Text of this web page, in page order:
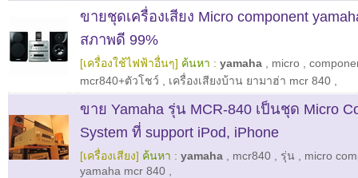
ขายชุดเครื่องเสียง Micro component
สภาพดี 99%
[เครื่องใช้ไฟฟ้าอื่นๆ] ค้นหา : yamaha micro
mcr840+ตัวโชว์
เครื่องเสียงบ้าน ยามาฮ่า mcr 840
ขาย Yamaha รุ่น MCR-840 เป็นชุด Micro
System ที่ support iPod, iPhone
[เครื่องเสียง] ค้นหา : yamaha mcr840 รุ่น
micro
yamaha mcr 840